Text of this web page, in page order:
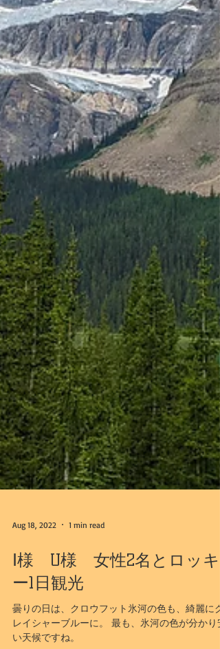
Aug 18, 2022 1 min read
Ⅰ様 U様 女性2名とロッキ